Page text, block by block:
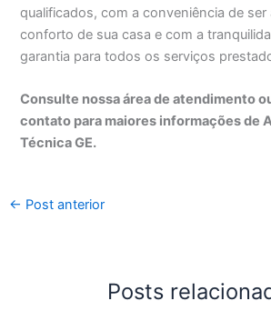
qualificados, com a conveniência de
conforto de sua casa e com a
garantia para todos os serviços
Consulte nossa área de atendimento
contato para maiores informações de
Técnica GE.
← Post anterior
Posts